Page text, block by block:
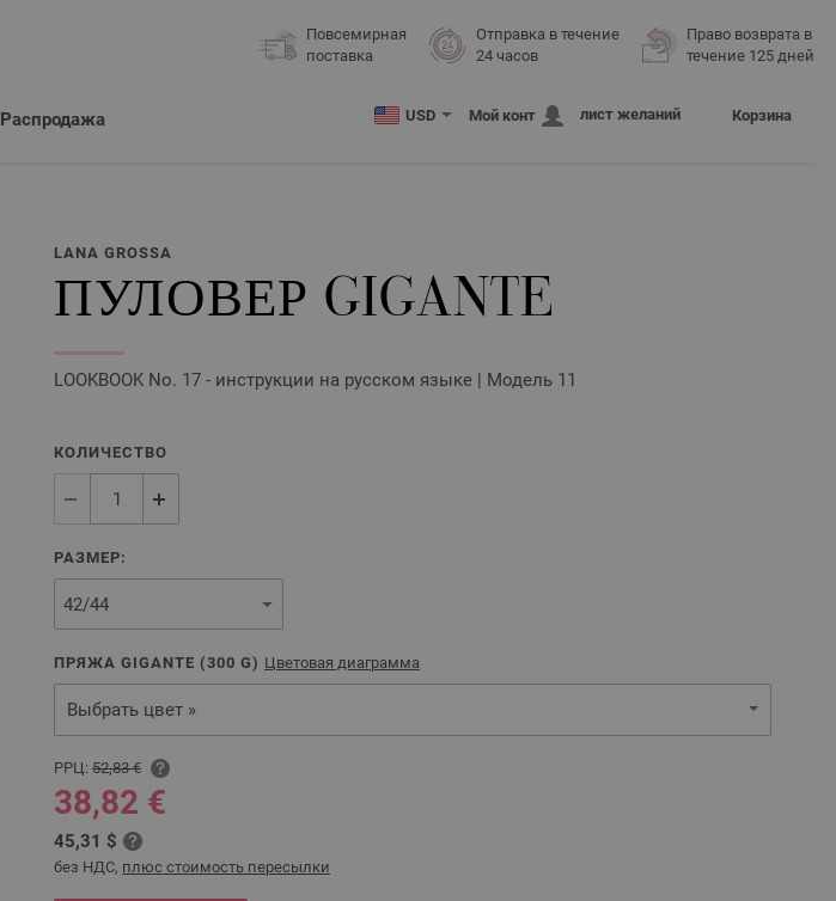
Повсемирная
поставка
Отправка в течение
24 часов
Право возврата в
течение 125 дней
Распродажа USD Мой конт лист желаний Корзина
LANA GROSSA
ПУЛОВЕР GIGANTE
LOOKBOOK No. 17 - инструкции на русском языке | Модель 11
КОЛИЧЕСТВО
РАЗМЕР:
ПРЯЖА GIGANTE (300 G) Цветовая диаграмма
Выбрать цвет »
РРЦ: 52,83 €
38,82 €
45,31 $
без НДС, плюс стоимость пересылки